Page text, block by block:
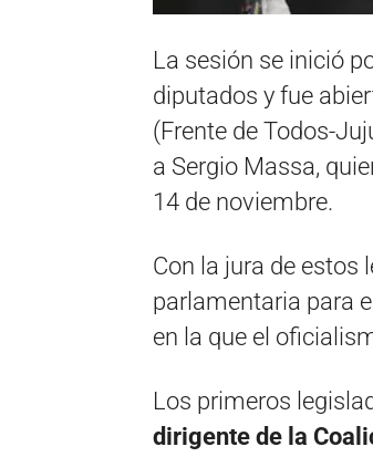
La sesión se inició
diputados y fue
(Frente de Todos-
a Sergio Massa,
14 de noviembre.
Con la jura de estos
parlamentaria para
en la que el
Los primeros
dirigente de la